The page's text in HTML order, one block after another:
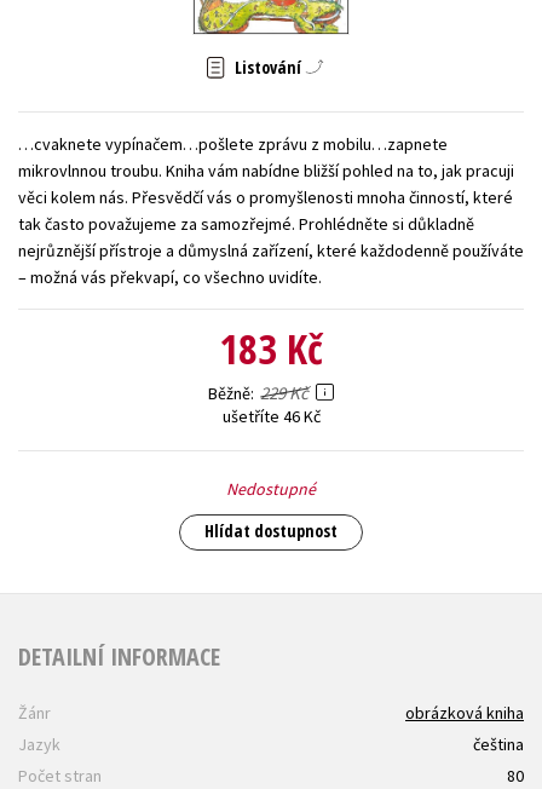
Zahraniční literatura
Listování
…cvaknete vypínačem…pošlete zprávu z mobilu…zapnete
mikrovlnnou troubu. Kniha vám nabídne bližší pohled na to, jak pracuji
věci kolem nás. Přesvědčí vás o promyšlenosti mnoha činností, které
tak často považujeme za samozřejmé. Prohlédněte si důkladně
nejrůznější přístroje a důmyslná zařízení, které každodenně používáte
– možná vás překvapí, co všechno uvidíte.
183 Kč
Běžně 229 Kč
ušetříte 46 Kč
Nedostupné
Hlídat dostupnost
DETAILNÍ INFORMACE
Žánr
obrázková kniha
Jazyk
čeština
Počet stran
80